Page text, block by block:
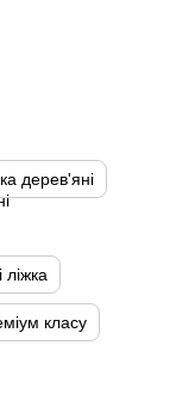
дерев'яні
ліжка
класу